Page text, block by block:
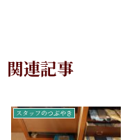
関連記事
スタッフのつぶやき